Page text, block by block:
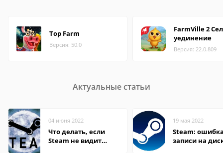
Top Farm
Версия: 50.0
FarmVille 2
уединение
Версия: 22.0.809
Актуальные статьи
04 июня 2022
Что делать, если
Steam не видит
19 мая 2022
Steam:
записи на